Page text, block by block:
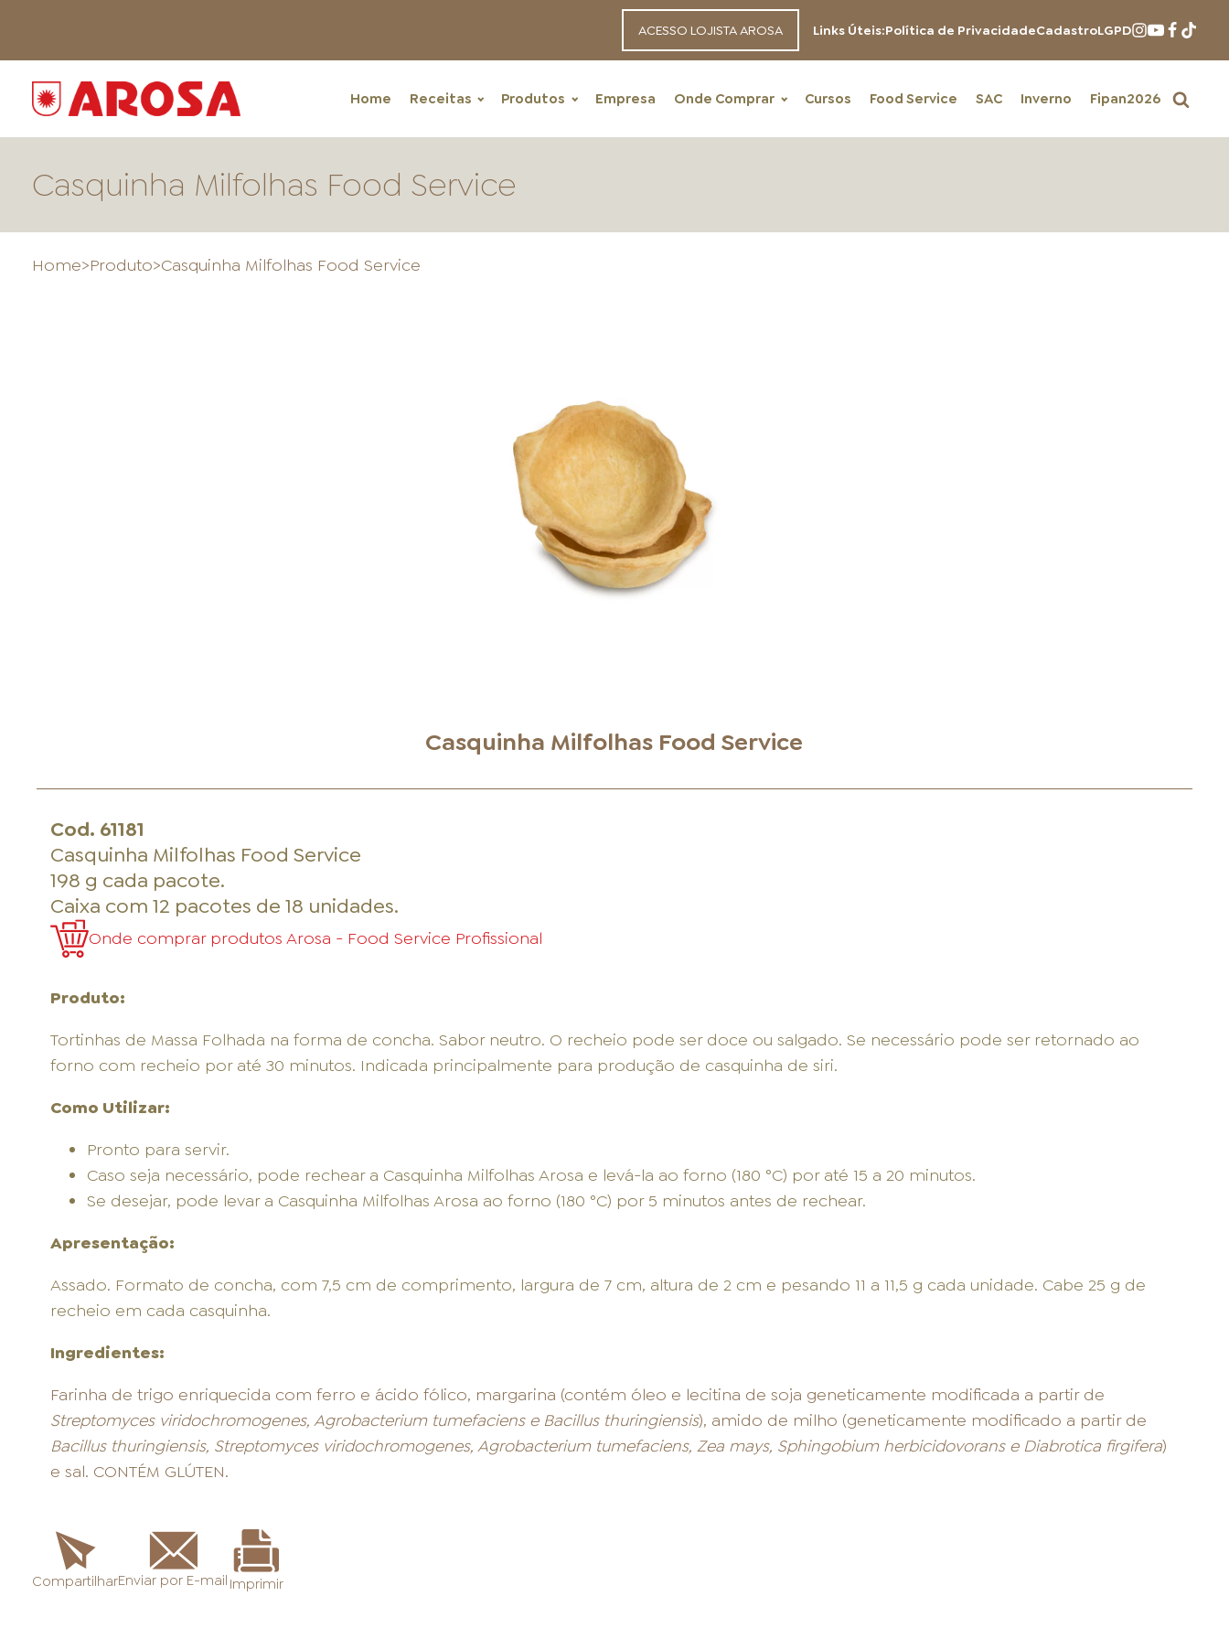
ACESSO LOJISTA AROSA Links Úteis:Política de PrivacidadeCadastroLGPD
Home Receitas Produtos Empresa Onde Comprar Cursos Food Service SAC Inverno Fipan2026
HOME
LOJAS AROSA
EMPRESA
Casquinha Milfolhas Food Service
Home>Produto>Casquinha Milfolhas Food Service
Casquinha Milfolhas Food Service
Cod. 61181
Casquinha Milfolhas Food Service
198 g cada pacote.
Caixa com 12 pacotes de 18 unidades.
Onde comprar produtos Arosa - Food Service Profissional
Produto:
Tortinhas de Massa Folhada na forma de concha. Sabor neutro. O recheio pode ser doce ou salgado. Se necessário pode ser retornado ao
forno com recheio por até 30 minutos. Indicada principalmente para produção de casquinha de siri.
Como Utilizar:
Pronto para servir.
Caso seja necessário, pode rechear a Casquinha Milfolhas Arosa e levá-la ao forno (180 °C) por até 15 a 20 minutos.
Se desejar, pode levar a Casquinha Milfolhas Arosa ao forno (180 °C) por 5 minutos antes de rechear.
Apresentação:
Assado. Formato de concha, com 7,5 cm de comprimento, largura de 7 cm, altura de 2 cm e pesando 11 a 11,5 g cada unidade. Cabe 25 g de
recheio em cada casquinha.
Ingredientes:
Farinha de trigo enriquecida com ferro e ácido fólico, margarina (contém óleo e lecitina de soja geneticamente modificada a partir de
Streptomyces viridochromogenes, Agrobacterium tumefaciens e Bacillus thuringiensis), amido de milho (geneticamente modificado a partir de
Bacillus thuringiensis, Streptomyces viridochromogenes, Agrobacterium tumefaciens, Zea mays, Sphingobium herbicidovorans e Diabrotica firgifera)
e sal. CONTÉM GLÚTEN.
CompartilharEnviar por E-mail Imprimir